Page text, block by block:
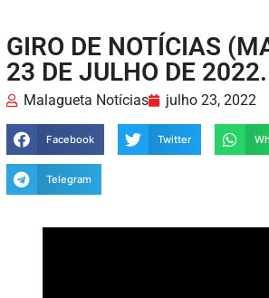
GIRO DE NOTÍCIAS
23 DE JULHO DE 2022.
Malagueta Notícias julho 23, 2022
Facebook Twitter
Telegram